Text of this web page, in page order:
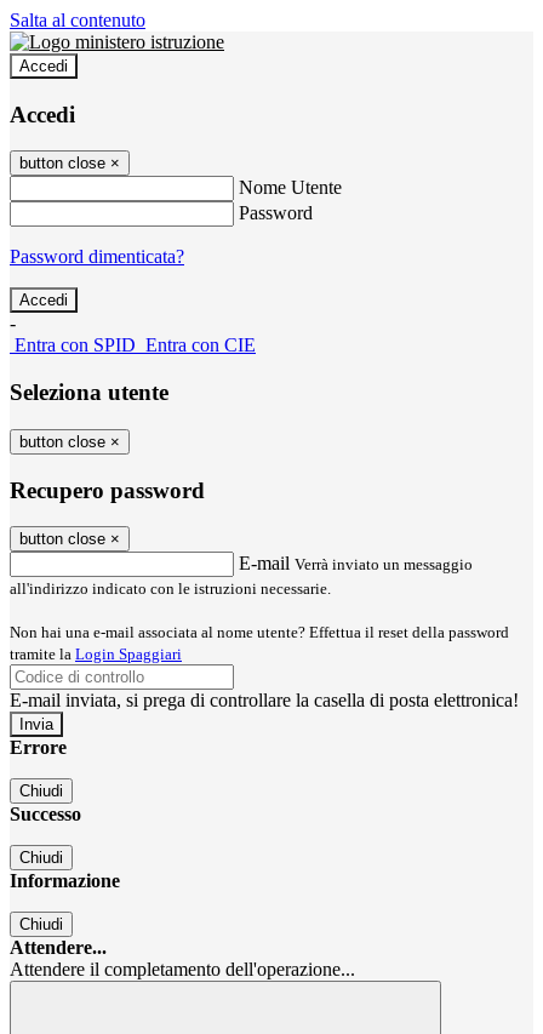
Salta al contenuto
Accedi
Accedi
button close ×
Nome Utente
Password
Password dimenticata?
-
Entra con SPID Entra con CIE
Seleziona utente
button close ×
Recupero password
button close ×
E-mail Verrà inviato un messaggio
all'indirizzo indicato con le istruzioni necessarie.
Non hai una e-mail associata al nome utente? Effettua il reset della password
tramite la Login Spaggiari
E-mail inviata, si prega di controllare la casella di posta elettronica!
Errore
Chiudi
Successo
Chiudi
Informazione
Chiudi
Attendere...
Attendere il completamento dell'operazione...